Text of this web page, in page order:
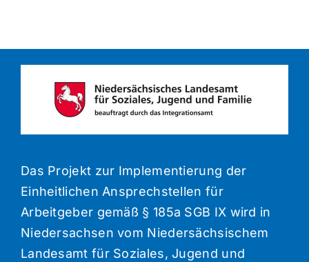
Das Projekt zur Implementierung der
Einheitlichen Ansprechstellen für
Arbeitgeber gemäß § 185a SGB IX wird in
Niedersachsen vom Niedersächsischem
Landesamt für Soziales, Jugend und